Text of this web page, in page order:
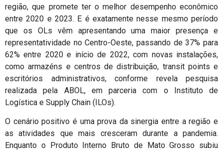
região, que promete ter o melhor desempenho econômico
entre 2020 e 2023. E é exatamente nesse mesmo período
que os OLs vêm apresentando uma maior presença e
representatividade no Centro-Oeste, passando de 37% para
62% entre 2020 e início de 2022, com novas instalações,
como armazéns e centros de distribuição, transit points e
escritórios administrativos, conforme revela pesquisa
realizada pela ABOL, em parceria com o Instituto de
Logística e Supply Chain (ILOs).
O cenário positivo é uma prova da sinergia entre a região e
as atividades que mais cresceram durante a pandemia.
Enquanto o Produto Interno Bruto de Mato Grosso subiu